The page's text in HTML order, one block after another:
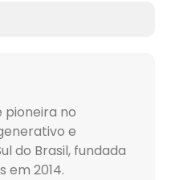
pioneira no
e
do Brasil, fundada
em 2014.